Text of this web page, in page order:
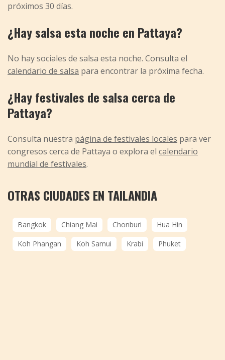
próximos 30 días.
¿Hay salsa esta noche en Pattaya?
No hay sociales de salsa esta noche. Consulta el
calendario de salsa para encontrar la próxima fecha.
¿Hay festivales de salsa cerca de
Pattaya?
Consulta nuestra página de festivales locales para ver
congresos cerca de Pattaya o explora el calendario
mundial de festivales.
OTRAS CIUDADES EN TAILANDIA
Bangkok Chiang Mai Chonburi
Hua Hin
Koh Phangan
Koh Samui Krabi Phuket